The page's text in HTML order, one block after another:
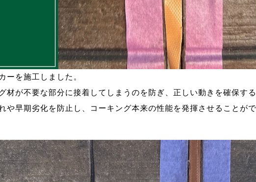
ーを施工しました。
材が不要な部分に接着してしまうのを防ぎ、正しい動きを確保す
や早期劣化を防止し、コーキング本来の性能を発揮させることがで